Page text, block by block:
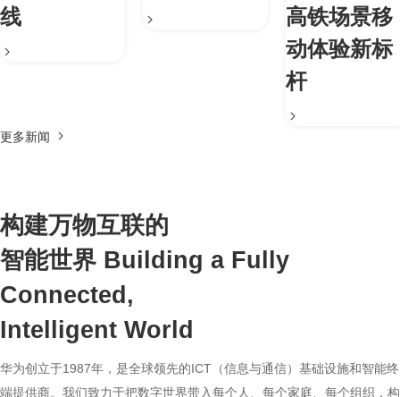
线
高铁场景移
动体验新标
杆
更多新闻
构建万物互联的
智能世界 Building a Fully
Connected,
Intelligent World
华为创立于1987年，是全球领先的ICT（信息与通信）基础设施和智能终
端提供商。我们致力于把数字世界带入每个人、每个家庭、每个组织，构